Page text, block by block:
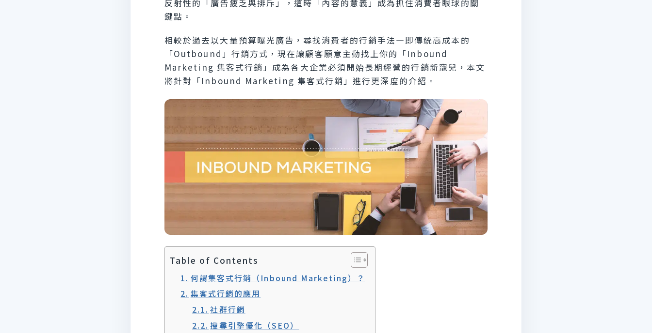
反射性的「廣告疲乏與排斥」，這時「內容的意義」成為抓住消費者眼球的關
鍵點。
相較於過去以大量預算曝光廣告，尋找消費者的行銷手法—即傳統高成本的
「Outbound」行銷方式，現在讓顧客願意主動找上你的「Inbound
Marketing 集客式行銷」成為各大企業必須開始長期經營的行銷新寵兒，本文
將針對「Inbound Marketing 集客式行銷」進行更深度的介紹。
Table of Contents
何謂集客式行銷（Inbound Marketing）？
集客式行銷的應用
社群行銷
搜尋引擎優化（SEO）